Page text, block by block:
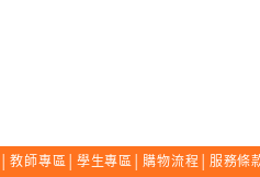
│教師專區 學生專區 購物流程 服務條